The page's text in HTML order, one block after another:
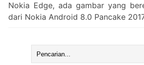
Nokia Edge, ada gambar yang
dari Nokia Android 8.0 Pancake
Cari: